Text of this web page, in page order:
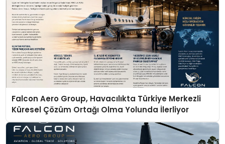
Falcon Aero Group, Havacılıkta Türkiye Merkezli
Küresel Çözüm Ortağı Olma Yolunda İlerliyor